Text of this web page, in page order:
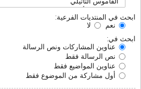
ابحث في المنتديات الفرعية:
نعم
لا
ابحث في:
عناوين المشاركات ونص الرسالة
نص الرسالة فقط
عناوين المواضيع فقط
أول مشاركة من الموضوع فقط